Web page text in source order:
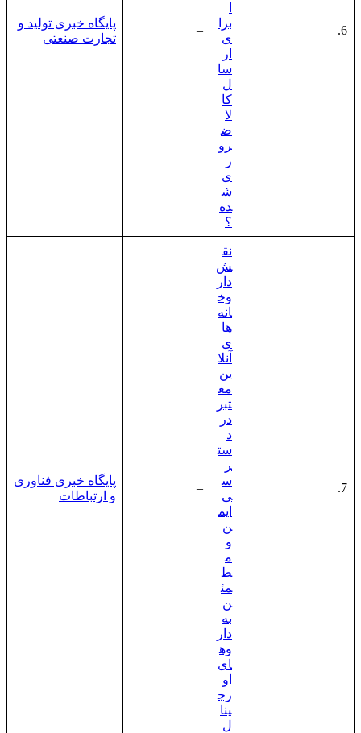
6.
برا
ی
ار
سا
ل
کا
لا
ض
رو
ر
ی
ش
ده
؟
–
پایگاه خبری تولید و
تجارت صنعتی
7.
نق
ش
دار
وخ
انه‌
ها
ی
آنلا
ین
مع
تبر
در
د
ست
ر
س
ی
ایم
ن
و
م
ط
مئ
ن
به
دار
وه
ای
او
رج
ینا
ل
–
پایگاه خبری فناوری
و ارتباطات